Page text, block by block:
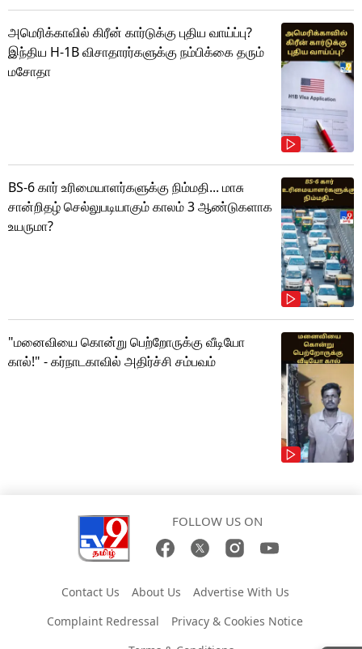
அமெரிக்காவில் கிரீன் கார்டுக்கு புதிய வாய்ப்பு?
இந்திய H-1B விசாதாரர்களுக்கு நம்பிக்கை தரும்
மசோதா
BS-6 கார் உரிமையாளர்களுக்கு நிம்மதி... மாசு
சான்றிதழ் செல்லுபடியாகும் காலம் 3 ஆண்டுகளாக
உயருமா?
"மனைவியை கொன்று பெற்றோருக்கு வீடியோ
கால்!" - கர்நாடகாவில் அதிர்ச்சி சம்பவம்
FOLLOW US ON
Contact Us About Us
Advertise With Us
Complaint Redressal
Privacy & Cookies Notice